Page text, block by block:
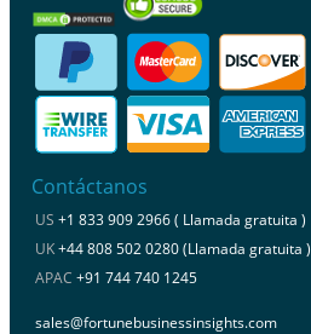
Contáctanos
US +1 833 909 2966 ( Llamada gratuita )
UK+44 808 502 0280 (Llamada gratuita )
APAC +91 744 740 1245
sales@fortunebusinessinsights.com